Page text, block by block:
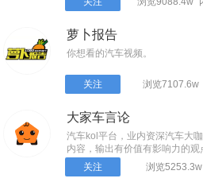
确、快捷的一站式服务。
萝卜报告
你想看的汽车视频。
关注 浏览7107.6w
大家车言论
汽车kol平台，业内资深汽车大
内容，输出有价值有影响力的观
关注
浏览5253.3w